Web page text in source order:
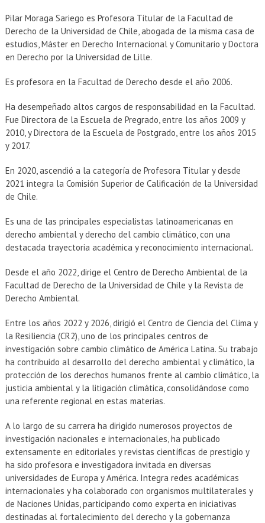
Pilar Moraga Sariego es Profesora Titular de la Facultad de
Derecho de la Universidad de Chile, abogada de la misma casa de
estudios, Máster en Derecho Internacional y Comunitario y Doctora
en Derecho por la Universidad de Lille.
Es profesora en la Facultad de Derecho desde el año 2006.
Ha desempeñado altos cargos de responsabilidad en la Facultad.
Fue Directora de la Escuela de Pregrado, entre los años 2009 y
2010, y Directora de la Escuela de Postgrado, entre los años 2015
y 2017.
En 2020, ascendió a la categoría de Profesora Titular y desde
2021 integra la Comisión Superior de Calificación de la Universidad
de Chile.
Es una de las principales especialistas latinoamericanas en
derecho ambiental y derecho del cambio climático, con una
destacada trayectoria académica y reconocimiento internacional.
Desde el año 2022, dirige el Centro de Derecho Ambiental de la
Facultad de Derecho de la Universidad de Chile y la Revista de
Derecho Ambiental.
Entre los años 2022 y 2026, dirigió el Centro de Ciencia del Clima y
la Resiliencia (CR2), uno de los principales centros de
investigación sobre cambio climático de América Latina. Su trabajo
ha contribuido al desarrollo del derecho ambiental y climático, la
protección de los derechos humanos frente al cambio climático, la
justicia ambiental y la litigación climática, consolidándose como
una referente regional en estas materias.
A lo largo de su carrera ha dirigido numerosos proyectos de
investigación nacionales e internacionales, ha publicado
extensamente en editoriales y revistas científicas de prestigio y
ha sido profesora e investigadora invitada en diversas
universidades de Europa y América. Integra redes académicas
internacionales y ha colaborado con organismos multilaterales y
de Naciones Unidas, participando como experta en iniciativas
destinadas al fortalecimiento del derecho y la gobernanza